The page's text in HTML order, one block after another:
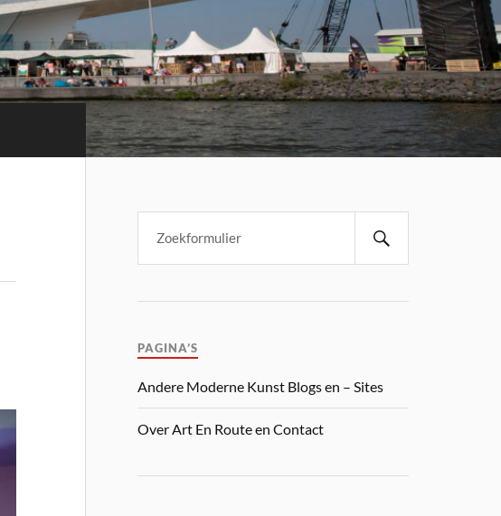
PAGINA’S
Andere Moderne Kunst Blogs en – Sites
Over Art En Route en Contact